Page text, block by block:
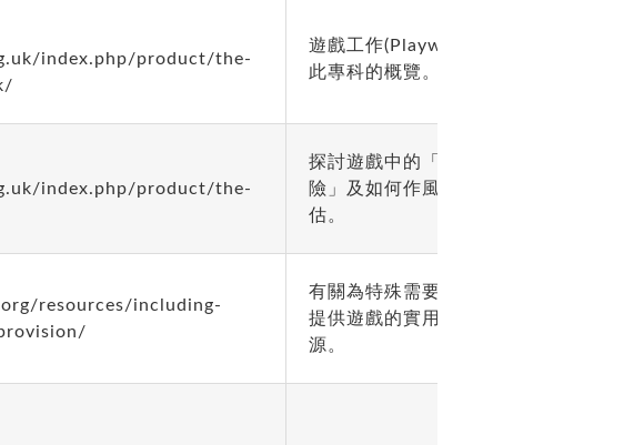
index.php/product/the-
遊戲工作(Playwork)
此專科的概覽。
index.php/product/the-
探討遊戲中的「風
險」及如何作風險評
估。
resources/including-
有關為特殊需要孩童
提供遊戲的實用資
源。